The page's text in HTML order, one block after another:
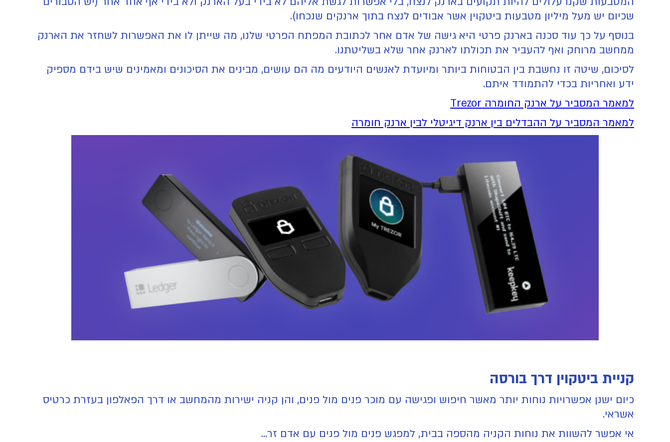
שכיום יש מעל מיליון מטבעות ביטקוין אשר אבודים לנצח בתוך ארנקים שנכחו).
בנוסף על כך עוד סכנה בארנק פרטי היא גישה של אדם אחר לכתובת המפתח הפרטי שלנו, מה שייתן לו את האפשרות לשחזר את הארנק
ממחשב מרוחק ואף להעביר את תכולתו לארנק אחר שלא בשליטתנו.
לסיכום, שיטה זו נחשבת בין הבטוחות ביותר ומיועדת לאנשים היודעים מה הם עושים, מבינים את הסיכונים ומאמינים שיש בידם מספיק
ידע ואחריות בכדי להתמודד איתם.
למאמר המסביר על ארנק החומרה Trezor
למאמר המסביר על ההבדלים בין ארנק דיגיטלי לבין ארנק חומרה
קניית ביטקוין דרך בורסה
כיום ישנן אפשרויות נוחות יותר מאשר חיפוש ופגישה עם מוכר פנים מול פנים, והן קניה ישירות מהמחשב או דרך הפאלפון בעזרת כרטיס
אשראי.
אי אפשר להשוות את נוחות הקניה מהספה בבית, למפגש פנים מול פנים עם אדם זר...